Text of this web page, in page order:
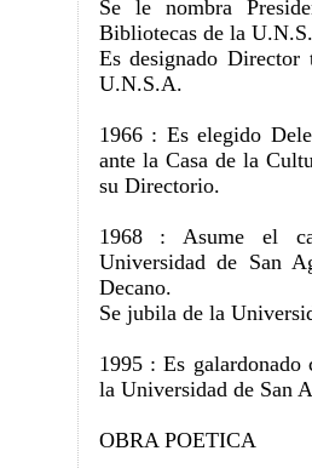
Se le nombra
Bibliotecas de la
Es designado
U.N.S.A.
1966 : Es elegido
ante la Casa de la
su Directorio.
1968 : Asume el
Universidad de San
Decano.
Se jubila de la
1995 : Es
la Universidad de San
OBRA POETICA